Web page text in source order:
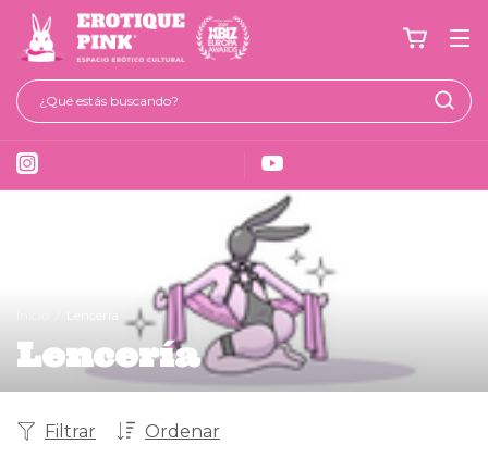
Lencería
Ordenar
Filtrar